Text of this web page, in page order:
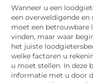
Wanneer u een
een overweldigende en
moet een betrouwbare
vinden, maar waar
het juiste
welke factoren u
u moet stellen. In deze
informatie met u door